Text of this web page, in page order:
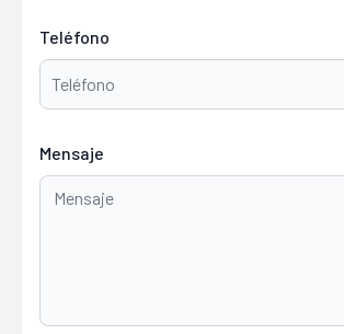
Teléfono
Mensaje